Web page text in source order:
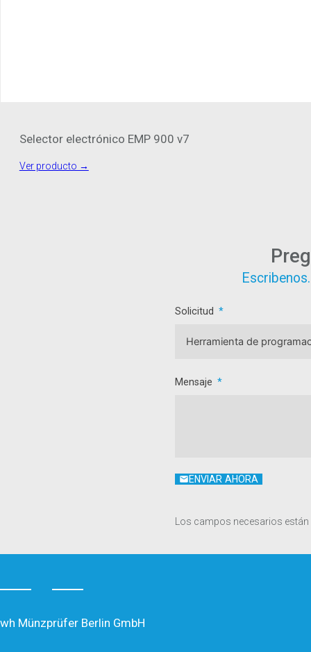
Selector electrónico EMP 900 v7
Ver producto →
Solicitud
Mensaje
ENVIAR AHORA
Los campos necesarios
wh Münzprüfer Berlin GmbH